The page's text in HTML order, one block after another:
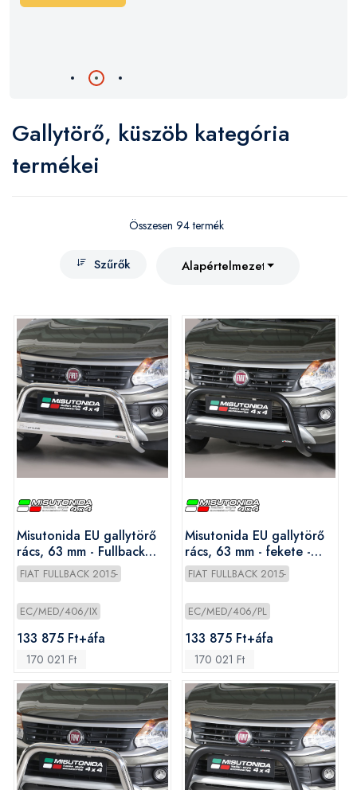
Gallytörő, küszöb kategória
termékei
Összesen 94 termék
Szűrők Alapértelmezett
Misutonida EU gallytörő
rács, 63 mm - Fullback
2016-
FIAT FULLBACK 2015-
EC/MED/406/IX
133 875 Ft+áfa
170 021 Ft
Misutonida EU gallytörő
rács, 63 mm - fekete -
Fullback 2016-
FIAT FULLBACK 2015-
EC/MED/406/PL
133 875 Ft+áfa
170 021 Ft